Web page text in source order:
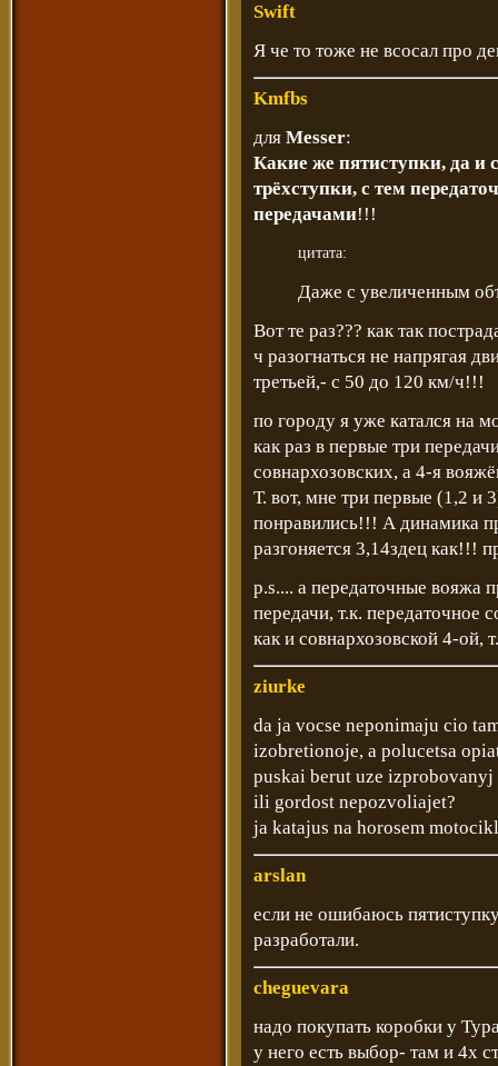
Swift
Я че то тоже не всосал про
Kmfbs
для Messer:
Какие же пятиступки, да
трёхступки, с тем
передачами!!!
цитата:
Даже с увеличенным
Вот те раз??? как так
ч разогнаться не напрягая
третьей,- с 50 до 120 км/ч!!!
по городу я уже катался на
как раз в первые три
совнархозовских, а 4-я
Т. вот, мне три первые (1,2 и
понравились!!! А динамика
разгоняется 3,14здец как!!!
р.s.... а передаточные вояжа
передачи, т.к. передаточное
как и совнархозовской 4-ой,
ziurke
da ja vocse neponimaju cio
izobretionoje, a polucetsa
puskai berut uze
ili gordost nepozvoliajet?
ja katajus na horosem
arslan
если не ошибаюсь
разработали.
cheguevara
надо покупать коробки у
у него есть выбор- там и 4х